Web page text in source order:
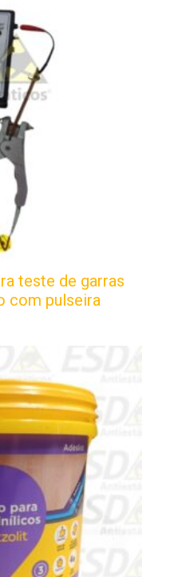
teste de garras
com pulseira